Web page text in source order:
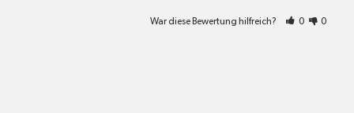
War diese Bewertung hilfreich? 0 0